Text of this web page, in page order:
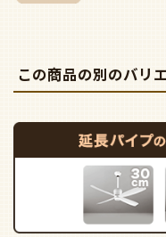
この商品の別のバリ